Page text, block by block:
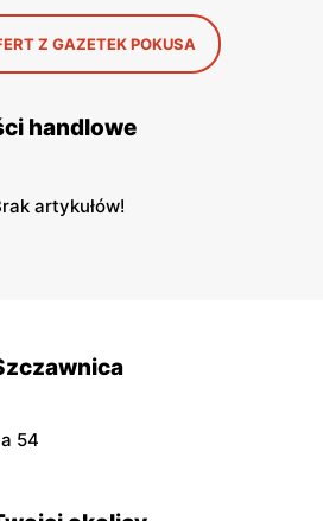
Z GAZETEK POKUSA
handlowe
artykułów!
54